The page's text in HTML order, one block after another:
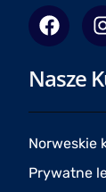
F
a
c
e
o
o
I
s
Nasze
Norweskie
Prywatne